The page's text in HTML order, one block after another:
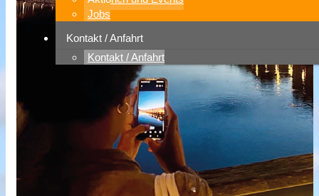
Jobs
Kontakt / Anfahrt
Kontakt / Anfahrt